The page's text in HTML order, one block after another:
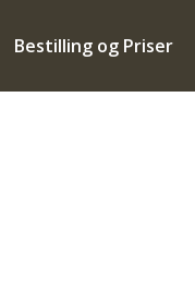
Bestilling og Priser